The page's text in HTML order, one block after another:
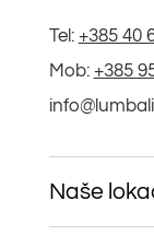
Tel: +385 40
Mob: +385
Naše